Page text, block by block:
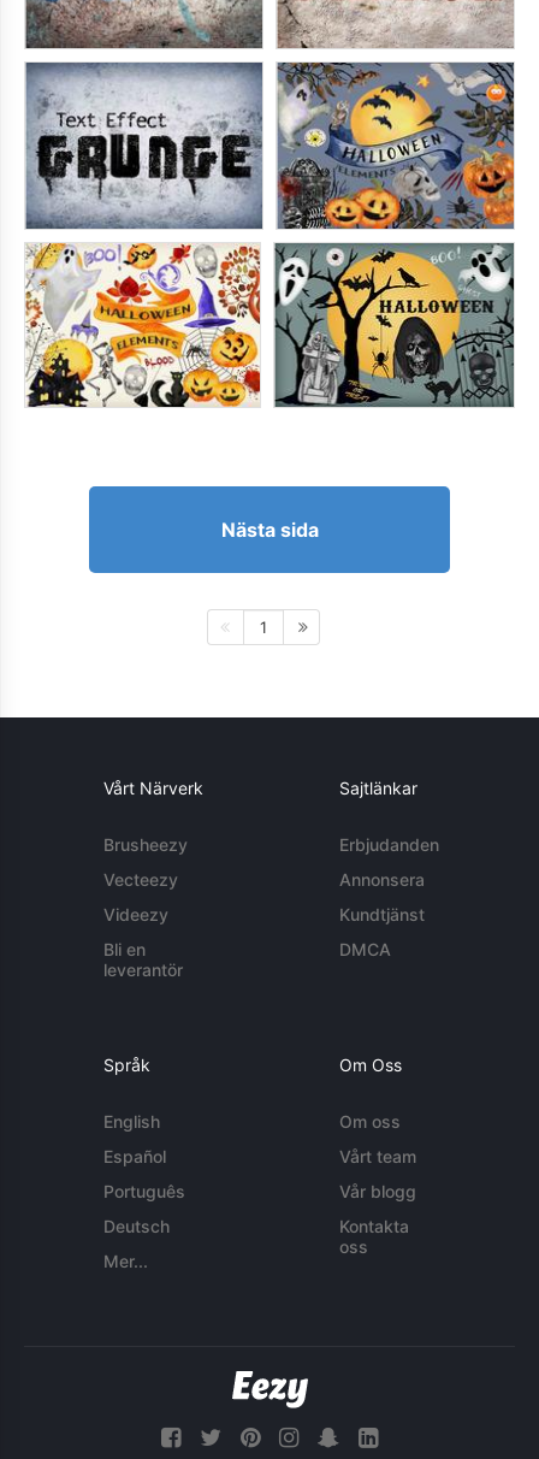
Nästa sida
1
Vårt Närverk
Brusheezy
Vecteezy
Videezy
Bli en
leverantör
Sajtlänkar
Erbjudanden
Annonsera
Kundtjänst
DMCA
Språk
English
Español
Português
Deutsch
Mer...
Om Oss
Om oss
Vårt team
Vår blogg
Kontakta
oss